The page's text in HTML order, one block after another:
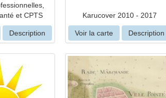
et CPTS
Description
Karucover 2010 - 2017
Voir la carte Description